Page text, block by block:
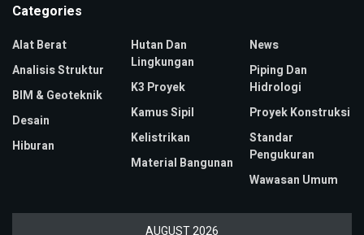
Categories
Alat Berat
Analisis Struktur
BIM & Geoteknik
Desain
Hiburan
Hutan Dan
Lingkungan
K3 Proyek
Kamus Sipil
Kelistrikan
Material Bangunan
News
Piping Dan
Hidrologi
Proyek Konstruksi
Standar
Pengukuran
Wawasan Umum
AUGUST 2026